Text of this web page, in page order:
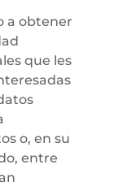
a obtener
que les
o, en su
entre